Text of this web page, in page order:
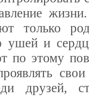
только
и
по этому
друзей,